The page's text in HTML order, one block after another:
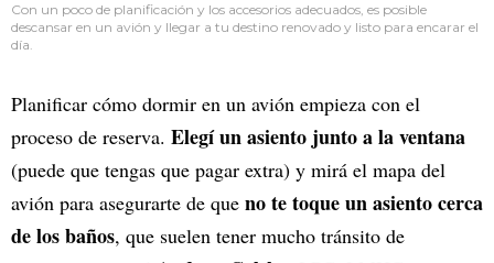
Con un poco de planificación y los accesorios adecuados, es posible
descansar en un avión y llegar a tu destino renovado y listo para encarar el
día.
Planificar cómo dormir en un avión empieza con el
proceso de reserva. Elegí un asiento junto a la ventana
(puede que tengas que pagar extra) y mirá el mapa del
avión para asegurarte de que no te toque un asiento cerca
de los baños, que suelen tener mucho tránsito de